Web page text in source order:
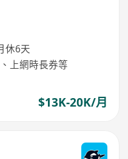
休6天
上網時長券等
$13K-20K/月